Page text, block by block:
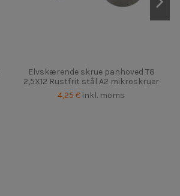
Elvskærende skrue panhoved T8
2,5X12 Rustfrit stål A2 mikroskruer
4,25 € inkl. moms